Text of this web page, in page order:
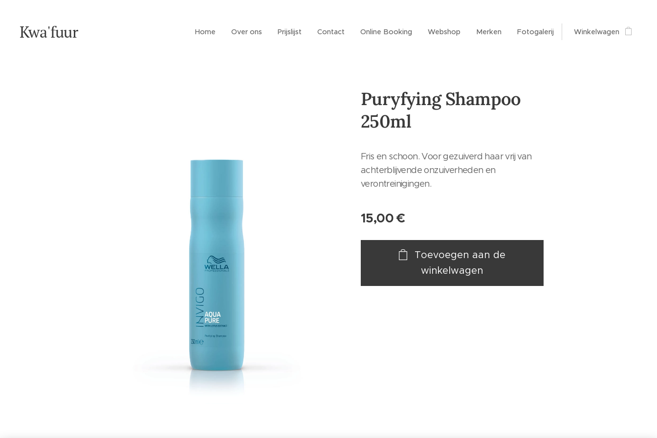
Kwa'fuur Home Over ons Prijslijst Contact Online Booking Webshop Merken Fotogalerij Winkelwagen
Puryfying Shampoo
250ml
Fris en schoon. Voor gezuiverd haar vrij van
achterblijvende onzuiverheden en
verontreinigingen.
15,00€
Toevoegen aan de
winkelwagen